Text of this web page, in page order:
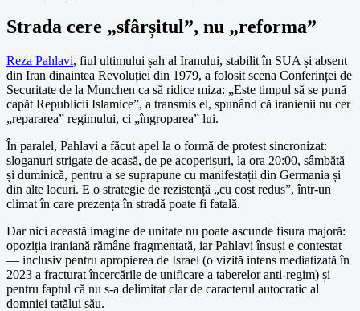
Strada cere „sfârșitul”, nu „reforma”
Reza Pahlavi, fiul ultimului șah al Iranului, stabilit în SUA și absent
din Iran dinaintea Revoluției din 1979, a folosit scena Conferinței de
Securitate de la Munchen ca să ridice miza: „Este timpul să se pună
capăt Republicii Islamice”, a transmis el, spunând că iranienii nu cer
„repararea” regimului, ci „îngroparea” lui.
În paralel, Pahlavi a făcut apel la o formă de protest sincronizat:
sloganuri strigate de acasă, de pe acoperișuri, la ora 20:00, sâmbătă
și duminică, pentru a se suprapune cu manifestații din Germania și
din alte locuri. E o strategie de rezistență „cu cost redus”, într-un
climat în care prezența în stradă poate fi fatală.
Dar nici această imagine de unitate nu poate ascunde fisura majoră:
opoziția iraniană rămâne fragmentată, iar Pahlavi însuși e contestat
— inclusiv pentru apropierea de Israel (o vizită intens mediatizată în
2023 a fracturat încercările de unificare a taberelor anti-regim) și
pentru faptul că nu s-a delimitat clar de caracterul autocratic al
domniei tatălui său.